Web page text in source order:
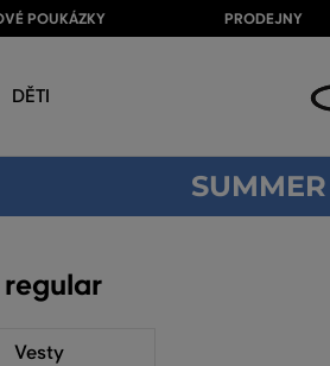
POUKÁZKY PRODEJNY
DĚTI
Vesty